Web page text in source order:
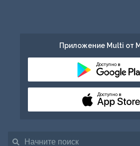
Приложение Multi от
Доступно в
Доступно в